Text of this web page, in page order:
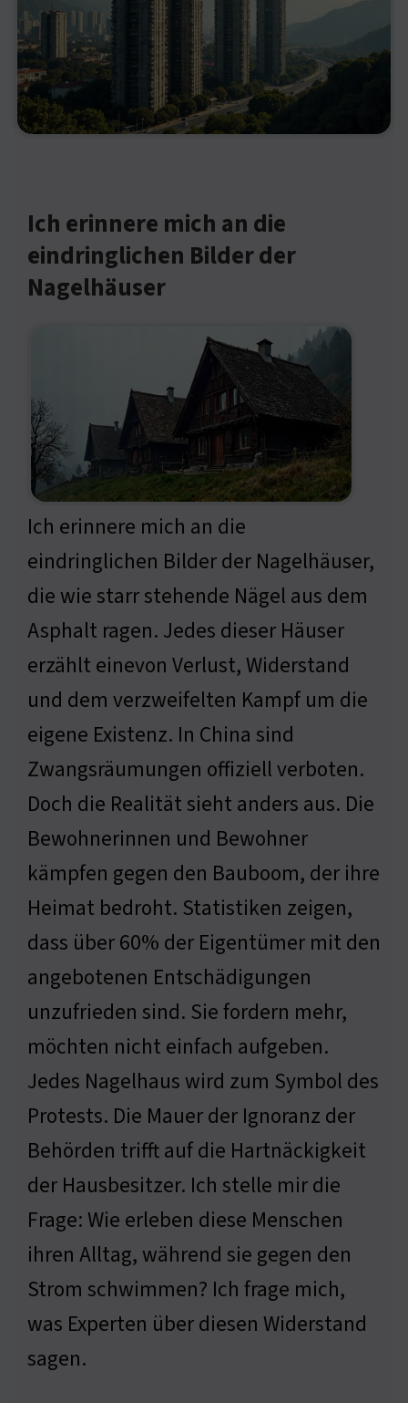
Ich erinnere mich an die
eindringlichen Bilder der
Nagelhäuser
Ich erinnere mich an die
eindringlichen Bilder der Nagelhäuser,
die wie starr stehende Nägel aus dem
Asphalt ragen. Jedes dieser Häuser
erzählt einevon Verlust, Widerstand
und dem verzweifelten Kampf um die
eigene Existenz. In China sind
Zwangsräumungen offiziell verboten.
Doch die Realität sieht anders aus. Die
Bewohnerinnen und Bewohner
kämpfen gegen den Bauboom, der ihre
Heimat bedroht. Statistiken zeigen,
dass über 60% der Eigentümer mit den
angebotenen Entschädigungen
unzufrieden sind. Sie fordern mehr,
möchten nicht einfach aufgeben.
Jedes Nagelhaus wird zum Symbol des
Protests. Die Mauer der Ignoranz der
Behörden trifft auf die Hartnäckigkeit
der Hausbesitzer. Ich stelle mir die
Frage: Wie erleben diese Menschen
ihren Alltag, während sie gegen den
Strom schwimmen? Ich frage mich,
was Experten über diesen Widerstand
sagen.